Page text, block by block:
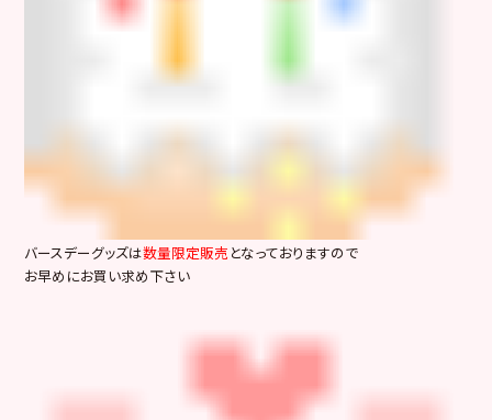
バースデーグッズは数量限定販売 となっておりますので
お早めにお買い求め下さい